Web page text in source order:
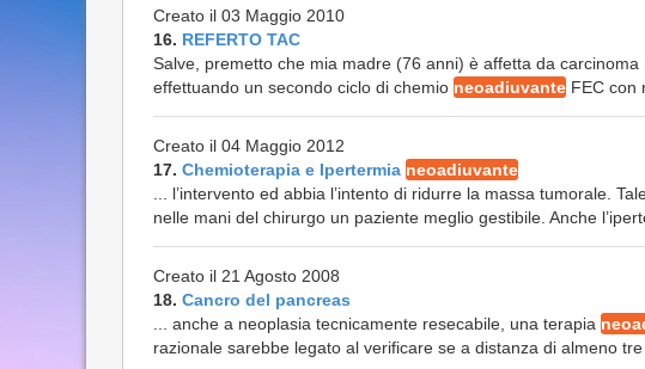
Creato il 03 Maggio 2010
16. REFERTO TAC
Salve, premetto che mia madre (76 anni) è affetta da
effettuando un secondo ciclo di chemio neoadiuvante FEC con
Creato il 04 Maggio 2012
17. Chemioterapia e Ipertermia neoadiuvante
... l’intervento ed abbia l’intento di ridurre la massa tumorale.
nelle mani del chirurgo un paziente meglio gestibile. Anche
Creato il 21 Agosto 2008
18. Cancro del pancreas
... anche a neoplasia tecnicamente resecabile, una terapia
razionale sarebbe legato al verificare se a distanza di almeno tre